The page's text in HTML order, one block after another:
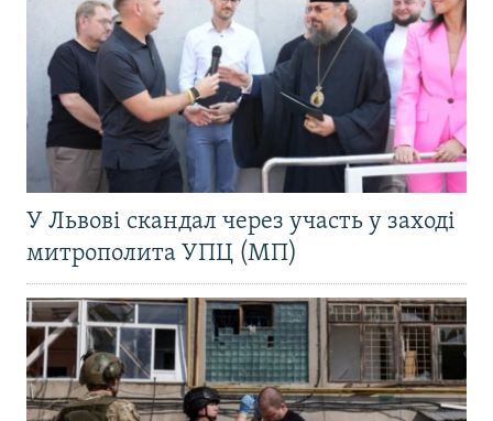
У Львові скандал через участь у заході
митрополита УПЦ (МП)